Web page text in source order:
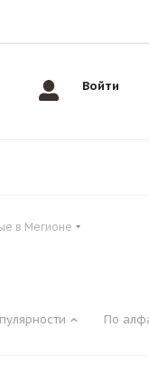
Войти
в Мегионе
По